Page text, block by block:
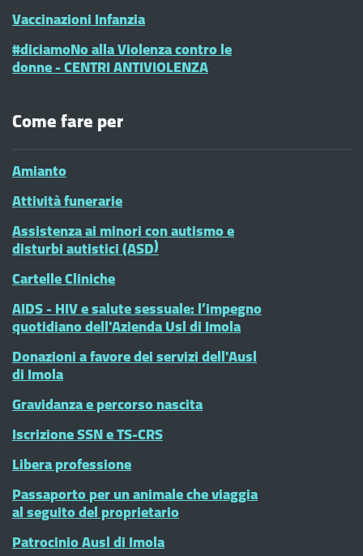
Vaccinazioni Infanzia
#diciamoNo alla Violenza contro le
donne - CENTRI ANTIVIOLENZA
Come fare per
Amianto
Attività funerarie
Assistenza ai minori con autismo e
disturbi autistici (ASD)
Cartelle Cliniche
AIDS - HIV e salute sessuale: l’impegno
quotidiano dell'Azienda Usl di Imola
Donazioni a favore dei servizi dell'Ausl
di Imola
Gravidanza e percorso nascita
Iscrizione SSN e TS-CRS
Libera professione
Passaporto per un animale che viaggia
al seguito del proprietario
Patrocinio Ausl di Imola